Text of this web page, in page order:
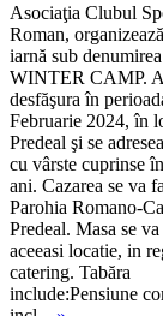
Asociaţia Clubul
Roman,
iarnă sub
WINTER CAMP.
desfăşura în
Februarie 2024, în
Predeal şi se
cu vârste cuprinse
ani. Cazarea se va
Parohia Romano-
Predeal. Masa se
aceeasi locatie, in
catering. Tabăra
include:Pensiune